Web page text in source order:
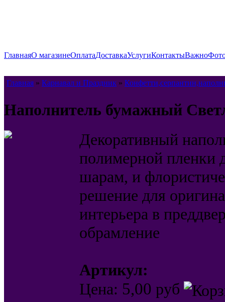
ГлавнаяО магазинеОплатаДоставкаУслугиКонтактыВажно
Главная » Карнавал и Праздник »
Наполнитель бумажный
Декоративный
полимерной пленки
шарам, и
решение для
интерьера в
обрамление
Артикул:
Цена: 5,00 руб